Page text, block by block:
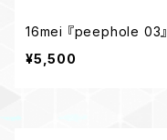
16mei 『peephole 03』
¥5,500